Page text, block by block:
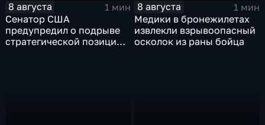
8 августа
1 мин
Сенатор США
предупредил о подрыве
стратегической позиции
8 августа
1 мин
Медики в бронежилетах
извлекли взрывоопасный
осколок из раны бойца